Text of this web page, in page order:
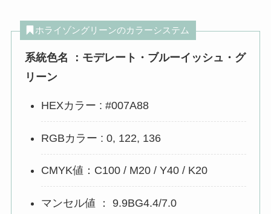
ホライゾングリーンのカラーシステム
系統色名 ：モデレート・ブルーイッシュ・グ
リーン
HEXカラー : #007A88
RGBカラー : 0, 122, 136
CMYK値：C100 / M20 / Y40 / K20
マンセル値 ： 9.9BG4.4/7.0